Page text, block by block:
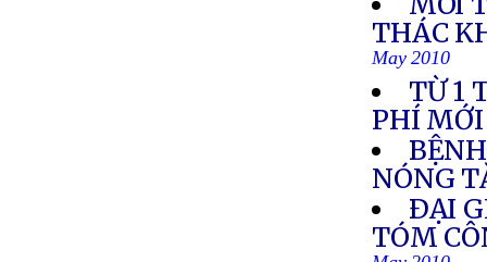
THÁC
May 2010
TỪ 1
PHÍ MỚI
NÓNG
ÐẠI
TÓM